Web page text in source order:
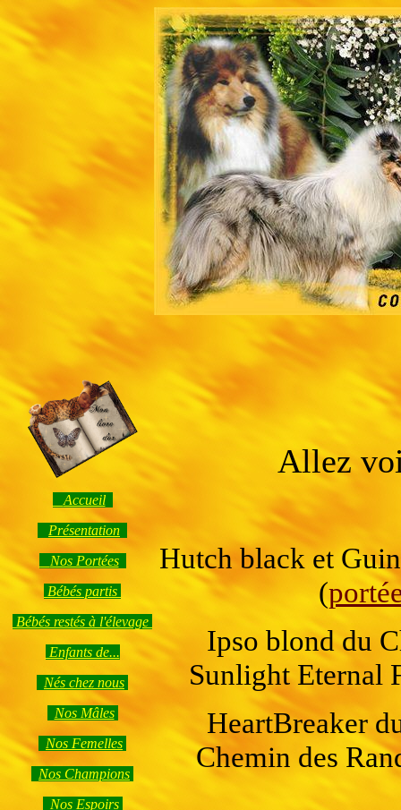
Accueil
Présentation
Nos Portées
Bébés partis
Bébés restés à l'élevage
Enfants de...
Nés chez nous
Nos Mâles
Nos Femelles
Nos Champions
Nos Espoirs
Allez
Hutch black et
(
Ipso blond du
Sunlight Eternal
HeartBreaker
Chemin des